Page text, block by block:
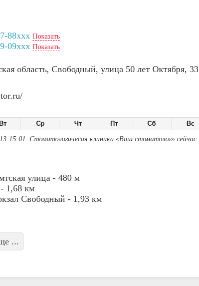
88xxx Показать
09xxx Показать
область, Свободный, улица 50 лет Октября, 33
Вт Ср Чт Пт Сб Вс
Стоматологичесая клиника «Ваш стоматолог» сейчас
улица - 480 м
1,68 км
Свободный - 1,93 км
...